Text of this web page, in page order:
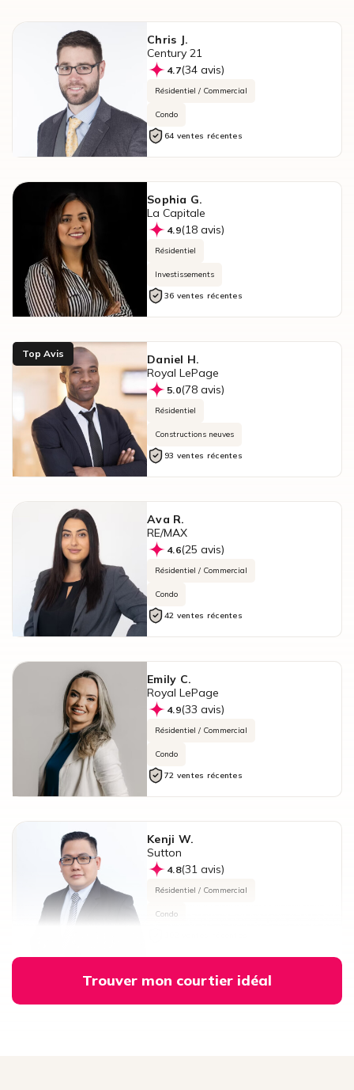
Chris J.
Century 21
4.7(34 avis)
Résidentiel / Commercial
Condo
64 ventes récentes
Sophia G.
La Capitale
4.9(18 avis)
Résidentiel
Investissements
36 ventes récentes
Daniel H.
Royal LePage
5.0(78 avis)
Résidentiel
Constructions neuves
93 ventes récentes
Top Avis
Ava R.
RE/MAX
4.6(25 avis)
Résidentiel / Commercial
Condo
42 ventes récentes
Emily C.
Royal LePage
4.9(33 avis)
Résidentiel / Commercial
Condo
72 ventes récentes
Kenji W.
Sutton
4.8(31 avis)
Résidentiel / Commercial
Condo
Trouver mon courtier idéal